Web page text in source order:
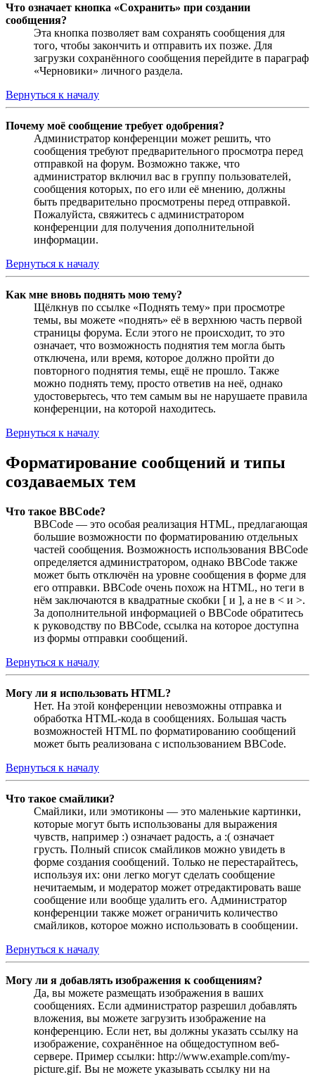
Что означает кнопка «Сохранить» при создании
сообщения?
Эта кнопка позволяет вам сохранять сообщения для
того, чтобы закончить и отправить их позже. Для
загрузки сохранённого сообщения перейдите в параграф
«Черновики» личного раздела.
Вернуться к началу
Почему моё сообщение требует одобрения?
Администратор конференции может решить, что
сообщения требуют предварительного просмотра перед
отправкой на форум. Возможно также, что
администратор включил вас в группу пользователей,
сообщения которых, по его или её мнению, должны
быть предварительно просмотрены перед отправкой.
Пожалуйста, свяжитесь с администратором
конференции для получения дополнительной
информации.
Вернуться к началу
Как мне вновь поднять мою тему?
Щёлкнув по ссылке «Поднять тему» при просмотре
темы, вы можете «поднять» её в верхнюю часть первой
страницы форума. Если этого не происходит, то это
означает, что возможность поднятия тем могла быть
отключена, или время, которое должно пройти до
повторного поднятия темы, ещё не прошло. Также
можно поднять тему, просто ответив на неё, однако
удостоверьтесь, что тем самым вы не нарушаете правила
конференции, на которой находитесь.
Вернуться к началу
Форматирование сообщений и типы
создаваемых тем
Что такое BBCode?
BBCode — это особая реализация HTML, предлагающая
большие возможности по форматированию отдельных
частей сообщения. Возможность использования BBCode
определяется администратором, однако BBCode также
может быть отключён на уровне сообщения в форме для
его отправки. BBCode очень похож на HTML, но теги в
нём заключаются в квадратные скобки [ и ], а не в < и >.
За дополнительной информацией о BBCode обратитесь
к руководству по BBCode, ссылка на которое доступна
из формы отправки сообщений.
Вернуться к началу
Могу ли я использовать HTML?
Нет. На этой конференции невозможны отправка и
обработка HTML-кода в сообщениях. Большая часть
возможностей HTML по форматированию сообщений
может быть реализована с использованием BBCode.
Вернуться к началу
Что такое смайлики?
Смайлики, или эмотиконы — это маленькие картинки,
которые могут быть использованы для выражения
чувств, например :) означает радость, а :( означает
грусть. Полный список смайликов можно увидеть в
форме создания сообщений. Только не перестарайтесь,
используя их: они легко могут сделать сообщение
нечитаемым, и модератор может отредактировать ваше
сообщение или вообще удалить его. Администратор
конференции также может ограничить количество
смайликов, которое можно использовать в сообщении.
Вернуться к началу
Могу ли я добавлять изображения к сообщениям?
Да, вы можете размещать изображения в ваших
сообщениях. Если администратор разрешил добавлять
вложения, вы можете загрузить изображение на
конференцию. Если нет, вы должны указать ссылку на
изображение, сохранённое на общедоступном веб-
сервере. Пример ссылки: http://www.example.com/my-
picture.gif. Вы не можете указывать ссылку ни на